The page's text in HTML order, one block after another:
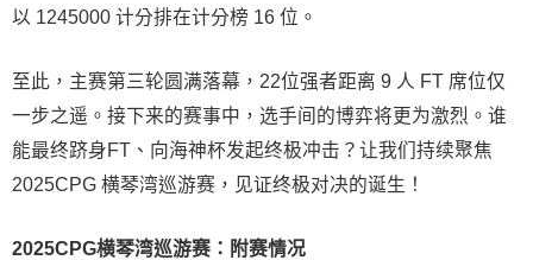
以 1245000 计分排在计分榜 16 位。
至此，主赛第三轮圆满落幕，22位强者距离 9 人 FT 席位仅
一步之遥。接下来的赛事中，选手间的博弈将更为激烈。谁
能最终跻身FT、向海神杯发起终极冲击？让我们持续聚焦
2025CPG 横琴湾巡游赛，见证终极对决的诞生！
2025CPG横琴湾巡游赛：附赛情况